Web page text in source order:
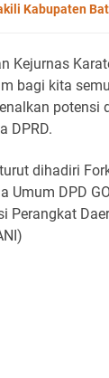
Kabupaten
Kejurnas
bagi kita
potensi
DPRD.
dihadiri
Umum DPD
Perangkat